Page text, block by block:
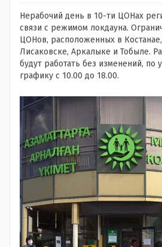
Нерабочий день в 10-ти ЦОНах
связи с режимом локдауна.
ЦОНов, расположенных в
Лисаковске, Аркалыке и Тобыле.
будут работать без изменений, по
графику с 10.00 до 18.00.